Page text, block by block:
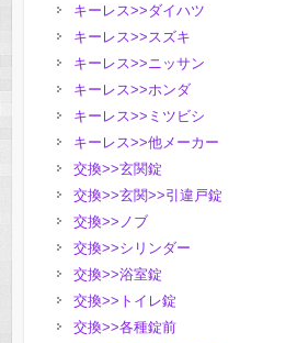
キーレス>>ダイハツ
キーレス>>スズキ
キーレス>>ニッサン
キーレス>>ホンダ
キーレス>>ミツビシ
キーレス>>他メーカー
交換>>玄関錠
交換>>玄関>>引違戸錠
交換>>ノブ
交換>>シリンダー
交換>>浴室錠
交換>>トイレ錠
交換>>各種錠前